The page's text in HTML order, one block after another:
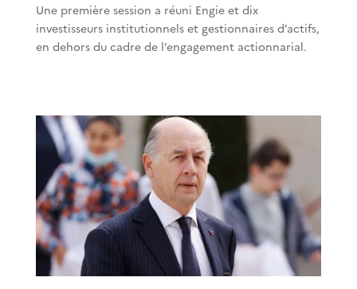
Une première session a réuni Engie et dix
investisseurs institutionnels et gestionnaires d’actifs,
en dehors du cadre de l’engagement actionnarial.